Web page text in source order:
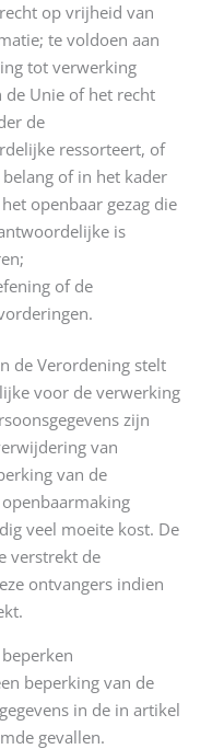
op vrijheid van
te voldoen aan
tot verwerking
de Unie of het recht
de
ressorteert, of
of in het kader
openbaar gezag die
is
of de
de Verordening stelt
voor de verwerking
zijn
van
van de
veel moeite kost. De
verstrekt de
ontvangers indien
beperking van de
in de in artikel
gevallen.